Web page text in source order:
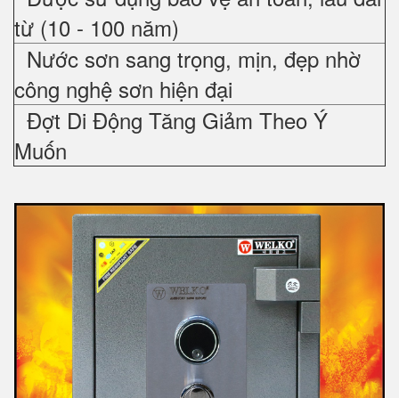
từ (10 - 100 năm)
Nước sơn sang trọng, mịn, đẹp nhờ
công nghệ sơn hiện đại
Đợt Di Động Tăng Giảm Theo Ý
Muốn